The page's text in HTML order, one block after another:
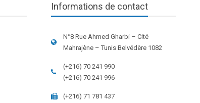
Informations de contact
N°8 Rue Ahmed Gharbi – Cité
Mahrajène – Tunis Belvédère 1082
(+216) 70 241 990
(+216) 70 241 996
(+216) 71 781 437